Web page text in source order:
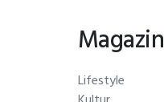
Magazin
Lifestyle